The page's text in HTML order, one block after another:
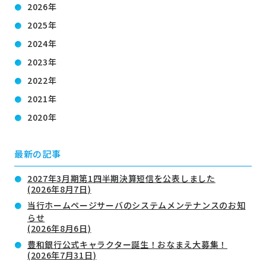
2026年
2025年
2024年
2023年
2022年
2021年
2020年
最新の記事
2027年3月期第1四半期決算短信を公表しました
(2026年8月7日)
当行ホームページサーバのシステムメンテナンスのお知
らせ
(2026年8月6日)
豊和銀行公式キャラクター誕生！おなまえ大募集！
(2026年7月31日)